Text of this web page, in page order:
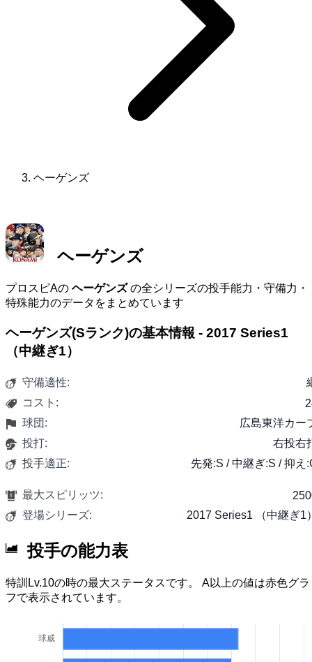
ヘーゲンズ
ヘーゲンズ
プロスピAの ヘーゲンズの全シリーズの投手能力・守備力・
特殊能力のデータをまとめています
ヘーゲンズ(Sランク)の基本情報 - 2017 Series1
（中継ぎ1）
守備適性:
コスト:
球団:
広島東洋カー
投打:
右投右
投手適正:
先発:S / 中継ぎ:S / 抑え
最大スピリッツ:
登場シリーズ:
2017 Series1 （中継ぎ1
投手の能力表
特訓Lv.10の時の最大ステータスです。 A以上の値は赤色グラ
フで表示されています。